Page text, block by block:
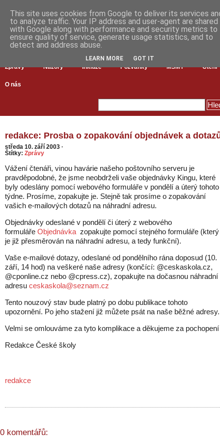
Zprávy Názory Inkluze Pozvánky MŠMT Čtení
O nás
redakce: Prosba o zopakování objednávek a
středa 10. září 2003 ·
Štítky: Zprávy
Vážení čtenáři, vinou havárie našeho poštovního serveru je
pravděpodobné, že jsme neobdrželi vaše objednávky Kingu, které
byly odeslány pomocí webového formuláře v pondělí a úterý tohoto
týdne. Prosíme, zopakujte je. Stejně tak prosíme o zopakování
vašich e-mailových dotazů na náhradní adresu.
Objednávky odeslané v pondělí či úterý z webového
formuláře Objednávka zopakujte pomocí stejného formuláře (který
je již přesměrován na náhradní adresu, a tedy funkční).
Vaše e-mailové dotazy, odeslané od pondělního rána doposud (10.
září, 14 hod) na veškeré naše adresy (končící: @ceskaskola.cz,
@cponline.cz nebo @cpress.cz), zopakujte na dočasnou náhradní
adresu ceskaskola@seznam.cz
Tento nouzový stav bude platný po dobu publikace tohoto
upozornění. Po jeho stažení již můžete psát na naše běžné adresy.
Velmi se omlouváme za tyto komplikace a děkujeme za pochopení
Redakce České školy
redakce
0 komentářů:
This site uses cookies from Google to deliver its services
to analyze traffic. Your IP address and user-agent are shared
with Google along with performance and security metrics to
ensure quality of service, generate usage statistics, and to
detect and address abuse.
LEARN MORE GOT IT